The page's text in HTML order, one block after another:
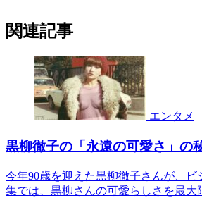
関連記事
エンタメ
黒柳徹子の「永遠の可愛さ」の
今年90歳を迎えた黒柳徹子さんが、
集では、黒柳さんの可愛らしさを最